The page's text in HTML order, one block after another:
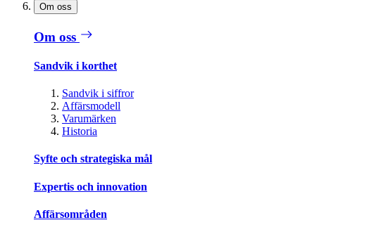
Om oss
Om oss
Sandvik i korthet
Sandvik i siffror
Affärsmodell
Varumärken
Historia
Syfte och strategiska mål
Expertis och innovation
Affärsområden